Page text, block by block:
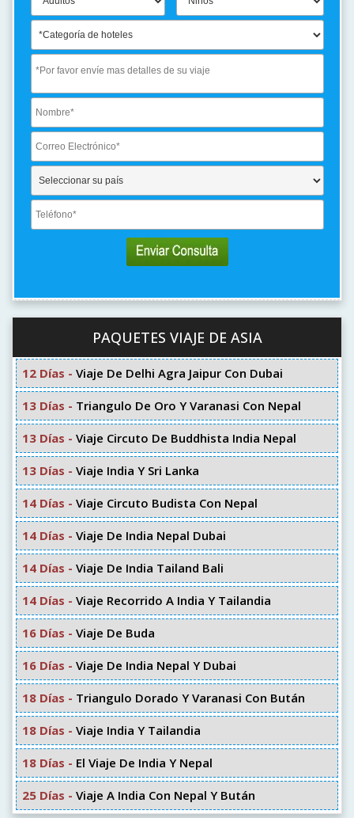
PAQUETES VIAJE DE ASIA
12 Días - Viaje De Delhi Agra Jaipur Con Dubai
13 Días - Triangulo De Oro Y Varanasi Con Nepal
13 Días - Viaje Circuto De Buddhista India Nepal
13 Días - Viaje India Y Sri Lanka
14 Días - Viaje Circuto Budista Con Nepal
14 Días - Viaje De India Nepal Dubai
14 Días - Viaje De India Tailand Bali
14 Días - Viaje Recorrido A India Y Tailandia
16 Días - Viaje De Buda
16 Días - Viaje De India Nepal Y Dubai
18 Días - Triangulo Dorado Y Varanasi Con Bután
18 Días - Viaje India Y Tailandia
18 Días - El Viaje De India Y Nepal
25 Días - Viaje A India Con Nepal Y Bután